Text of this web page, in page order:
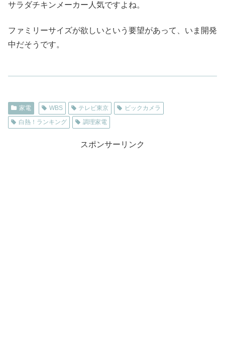
サラダチキンメーカー人気ですよね。
ファミリーサイズが欲しいという要望があって、いま開発
中だそうです。
家電 WBS テレビ東京
ビックカメラ
白熱！ランキング
調理家電
スポンサーリンク